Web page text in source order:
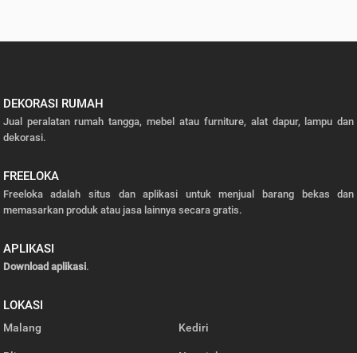
DEKORASI RUMAH
Jual peralatan rumah tangga, mebel atau furniture, alat dapur, lampu dan
dekorasi.
FREELOKA
Freeloka adalah situs dan aplikasi untuk menjual barang bekas dan
memasarkan produk atau jasa lainnya secara gratis.
APLIKASI
Download aplikasi.
LOKASI
Malang Kediri